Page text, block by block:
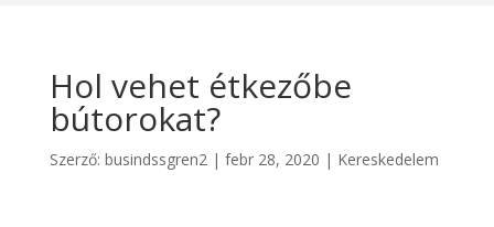
Hol vehet étkezőbe
bútorokat?
Szerző: busindssgren2| febr 28, 2020 | Kereskedelem